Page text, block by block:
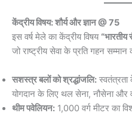
केंद्रीय विषय: शौर्य और ज्ञान @ 75
इस वर्ष मेले का केंद्रीय विषय “भारतीय
जो राष्ट्रीय सेवा के प्रति गहन सम्मान
सशस्त्र बलों को श्रद्धांजलि: स्वतंत्रता
योगदान के लिए थल सेना, नौसेना और
थीम पवेलियन: 1,000 वर्ग मीटर का